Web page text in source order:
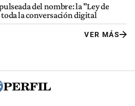
del nombre: la "Ley de
la conversación digital
VER MÁS